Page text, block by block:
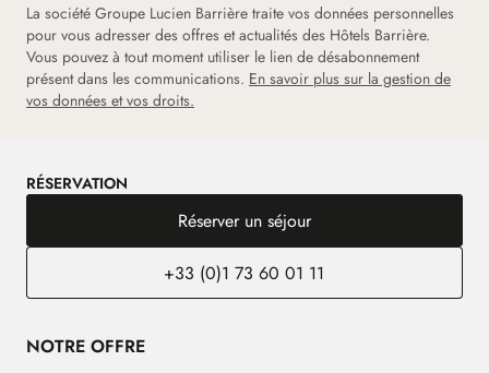
La société Groupe Lucien Barrière traite vos données personnelles
pour vous adresser des offres et actualités des Hôtels Barrière.
Vous pouvez à tout moment utiliser le lien de désabonnement
présent dans les communications. En savoir plus sur la gestion de
vos données et vos droits.
RÉSERVATION
Réserver un séjour
+33 (0)1 73 60 01 11
NOTRE OFFRE